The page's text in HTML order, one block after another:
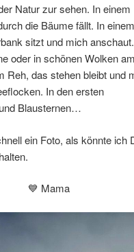
Natur zur sehen. In einem
die Bäume fällt. In
sitzt und mich
oder in schönen Wolken
Reh, das stehen bleibt und
In den ersten
Blausternen…
ein Foto, als könnte ich
💙 Mama